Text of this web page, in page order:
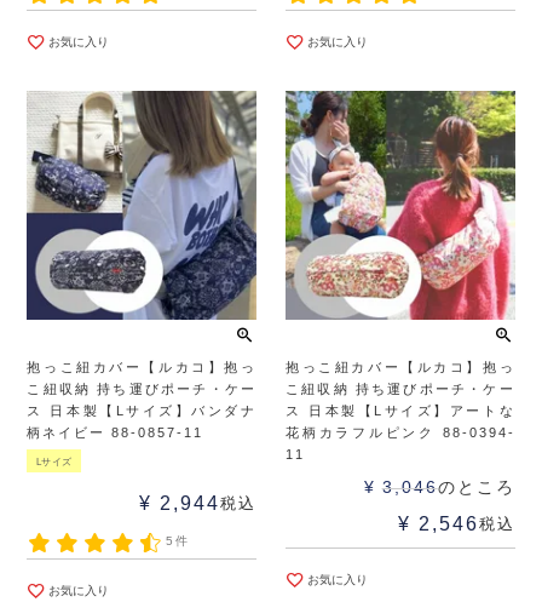
お気に入り お気に入り
抱っこ紐カバー【ルカコ】抱っ
こ紐収納 持ち運びポーチ・ケー
ス 日本製【Lサイズ】バンダナ
柄ネイビー 88-0857-11
Lサイズ
¥ 2,944税込
5件
お気に入り
抱っこ紐カバー【ルカコ】抱っ
こ紐収納 持ち運びポーチ・ケー
ス 日本製【Lサイズ】アートな
花柄カラフルピンク 88-0394-
11
¥ 3,046のところ
¥ 2,546税込
お気に入り